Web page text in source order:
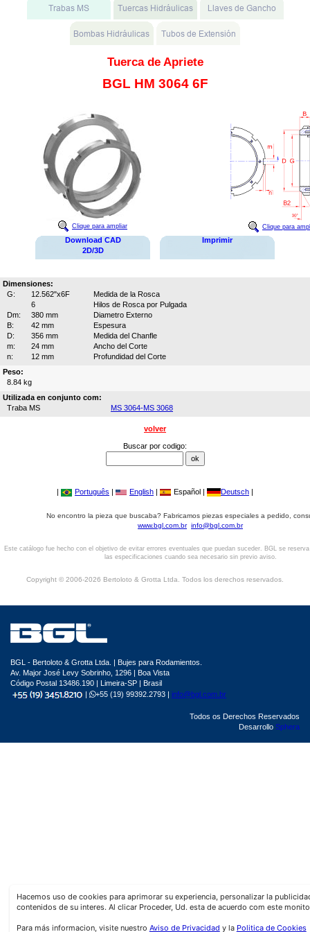
Tuerca de Apriete
BGL HM 3064 6F
Clique para ampliar Clique para
Download CAD
2D/3D
Imprimir
Dimensiones:
G:
12.562"x6F
Medida de la Rosca
6
Hilos de Rosca por Pulgada
Dm:
380 mm
Diametro Externo
B:
42 mm
Espesura
D:
356 mm
Medida del Chanfle
m:
24 mm
Ancho del Corte
n:
12 mm
Profundidad del Corte
Peso:
8.84 kg
Utilizada en conjunto com:
Traba MS
MS 3064-MS 3068
volver
Buscar por codigo:
| Português | English | Español | Deutsch |
No encontro la pieza que buscaba? Fabricamos piezas especiales a pedido,
www.bgl.com.br info@bgl.com.br
Este catálogo fue hecho con el objetivo de evitar errores eventuales que puedan suceder. BGL se
las especificaciones cuando sea necesario sin previo aviso.
Copyright © 2006-2026 Bertoloto & Grotta Ltda. Todos los derechos reservados.
Hacemos uso de cookies para aprimorar su experiencia, personalizar la
contenidos de su interes. Al clicar Proceder, Ud. esta de acuerdo com este
Para más informacion, visite nuestro Aviso de Privacidad y la Politica de Cookies
BGL - Bertoloto & Grotta Ltda. | Bujes para Rodamientos.
Av. Major José Levy Sobrinho, 1296 | Boa Vista
Código Postal 13486.190 | Limeira-SP | Brasil
|
+55 (19) 99392.2793 | info@bgl.com.br
Todos os Derechos Reservados
Desarrollo Sphera